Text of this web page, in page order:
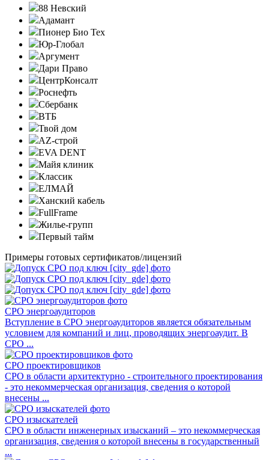
88 Невский
Адамант
Пионер Био Тех
Юр-Глобал
Аргумент
Дари Право
ЦентрКонсалт
Роснефть
Сбербанк
ВТБ
Твой дом
AZ-строй
EVA DENT
Майя клиник
Классик
ЕЛМАЙ
Ханский кабель
FullFrame
Жилье-групп
Первый тайм
Примеры готовых сертификатов/лицензий
СРО энергоаудиторов
Вступление в СРО энергоаудиторов является обязательным
условием для компаний и лиц, проводящих энергоаудит. В
СРО ...
СРО проектировщиков
СРО в области архитектурно - строительного проектирования
- это некоммерческая организация, сведения о которой
внесены ...
СРО изыскателей
СРО в области инженерных изысканий – это некоммерческая
организация, сведения о которой внесены в государственный
...